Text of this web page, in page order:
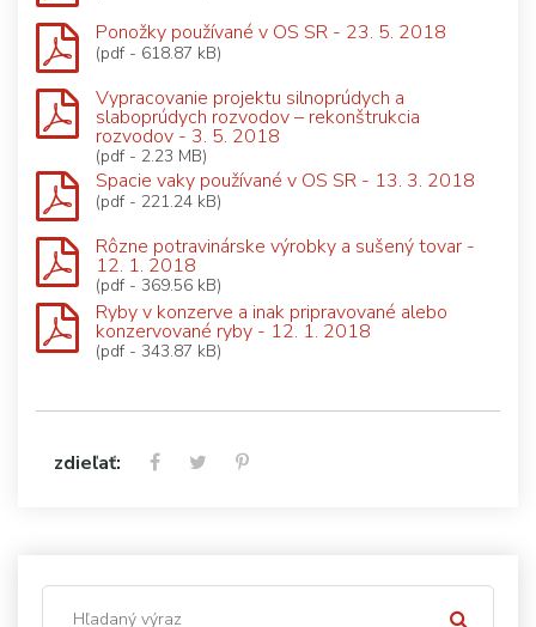
Ponožky používané v OS SR - 23. 5. 2018
(pdf - 618.87 kB)
Vypracovanie projektu silnoprúdych a
slaboprúdych rozvodov – rekonštrukcia
rozvodov - 3. 5. 2018
(pdf - 2.23 MB)
Spacie vaky používané v OS SR - 13. 3. 2018
(pdf - 221.24 kB)
Rôzne potravinárske výrobky a sušený tovar -
12. 1. 2018
(pdf - 369.56 kB)
Ryby v konzerve a inak pripravované alebo
konzervované ryby - 12. 1. 2018
(pdf - 343.87 kB)
zdieľať: